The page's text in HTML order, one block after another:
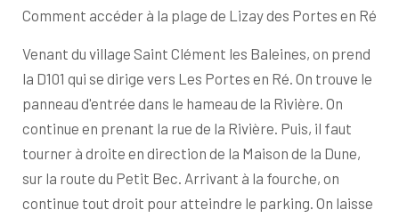
Comment accéder à la plage de Lizay des Portes en Ré
Venant du village Saint Clément les Baleines, on prend
la D101 qui se dirige vers Les Portes en Ré. On trouve le
panneau d'entrée dans le hameau de la Rivière. On
continue en prenant la rue de la Rivière. Puis, il faut
tourner à droite en direction de la Maison de la Dune,
sur la route du Petit Bec. Arrivant à la fourche, on
continue tout droit pour atteindre le parking. On laisse